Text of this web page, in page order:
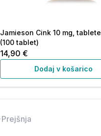
Jamieson Cink 10 mg, tablete
(100 tablet)
14,90 €
Dodaj v košarico
Prejšnja